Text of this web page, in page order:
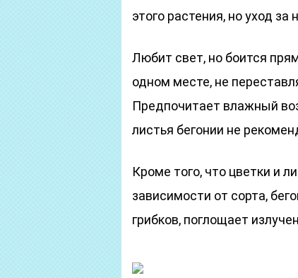
этого растения, но уход
Любит свет, но боится
одном месте, не
Предпочитает влажный
листья бегонии не
Кроме того, что цветки и
зависимости от сорта,
грибков, поглощает